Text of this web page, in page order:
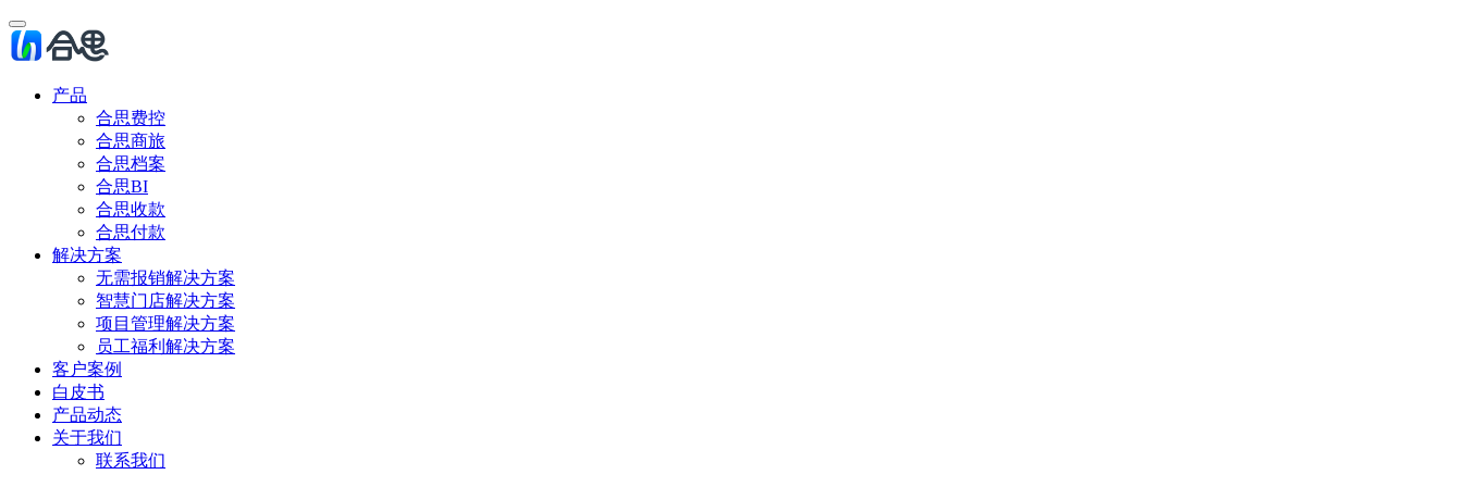
产品
合思费控
合思商旅
合思档案
合思BI
合思收款
合思付款
解决方案
无需报销解决方案
智慧门店解决方案
项目管理解决方案
员工福利解决方案
客户案例
白皮书
产品动态
关于我们
联系我们